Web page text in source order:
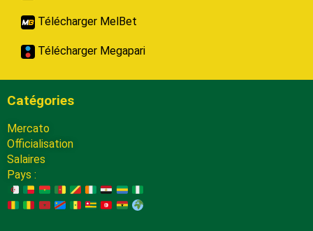
Télécharger MelBet
Télécharger Megapari
Catégories
Mercato
Officialisation
Salaires
Pays :